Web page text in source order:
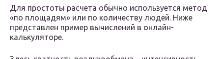
Для простоты расчета обычно используется метод
«по площадям» или по количеству людей. Ниже
представлен пример вычислений в онлайн-
калькуляторе.